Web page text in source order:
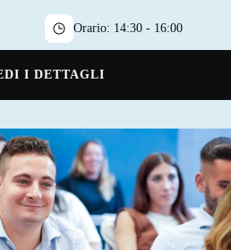
Orario: 14:30 - 16:00
I DETTAGLI